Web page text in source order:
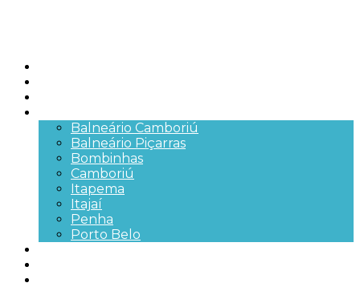
Balneário Camboriú
Balneário Piçarras
Bombinhas
Camboriú
Itapema
Itajaí
Penha
Porto Belo